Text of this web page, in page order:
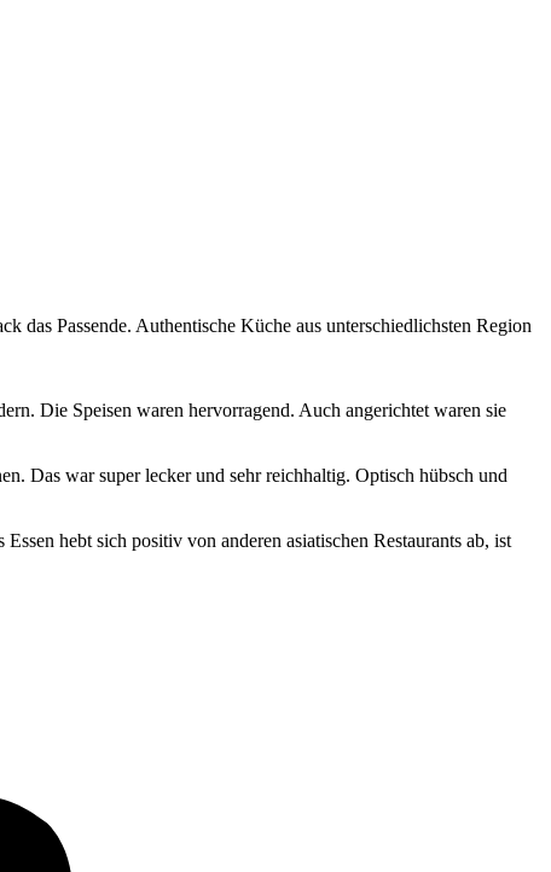
das Passende. Authentische Küche aus unterschiedlichsten Region
Die Speisen waren hervorragend. Auch angerichtet waren sie
Das war super lecker und sehr reichhaltig. Optisch hübsch und
hebt sich positiv von anderen asiatischen Restaurants ab, ist